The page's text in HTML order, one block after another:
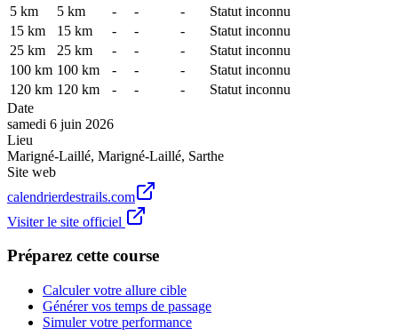
5 km
5 km - - -
Statut inconnu
15 km
15 km - - -
Statut inconnu
25 km
25 km - - -
Statut inconnu
100 km 100 km - - -
Statut inconnu
120 km 120 km - - -
Statut inconnu
Date
samedi 6 juin 2026
Lieu
Marigné-Laillé, Marigné-Laillé, Sarthe
Site web
calendrierdestrails.com
Visiter le site officiel
Préparez cette course
Calculer votre allure cible
Générer vos temps de passage
Simuler votre performance